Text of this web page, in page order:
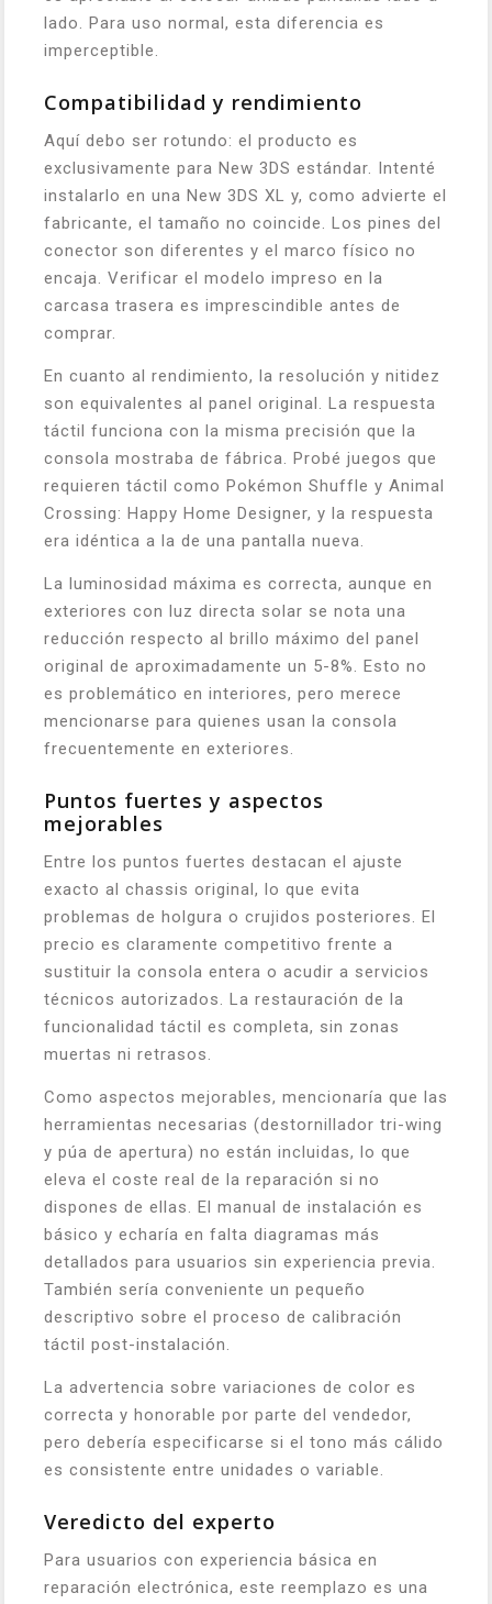
lado. Para uso normal, esta diferencia es
imperceptible.
Compatibilidad y rendimiento
Aquí debo ser rotundo: el producto es
exclusivamente para New 3DS estándar. Intenté
instalarlo en una New 3DS XL y, como advierte el
fabricante, el tamaño no coincide. Los pines del
conector son diferentes y el marco físico no
encaja. Verificar el modelo impreso en la
carcasa trasera es imprescindible antes de
comprar.
En cuanto al rendimiento, la resolución y nitidez
son equivalentes al panel original. La respuesta
táctil funciona con la misma precisión que la
consola mostraba de fábrica. Probé juegos que
requieren táctil como Pokémon Shuffle y Animal
Crossing: Happy Home Designer, y la respuesta
era idéntica a la de una pantalla nueva.
La luminosidad máxima es correcta, aunque en
exteriores con luz directa solar se nota una
reducción respecto al brillo máximo del panel
original de aproximadamente un 5-8%. Esto no
es problemático en interiores, pero merece
mencionarse para quienes usan la consola
frecuentemente en exteriores.
Puntos fuertes y aspectos
mejorables
Entre los puntos fuertes destacan el ajuste
exacto al chassis original, lo que evita
problemas de holgura o crujidos posteriores. El
precio es claramente competitivo frente a
sustituir la consola entera o acudir a servicios
técnicos autorizados. La restauración de la
funcionalidad táctil es completa, sin zonas
muertas ni retrasos.
Como aspectos mejorables, mencionaría que las
herramientas necesarias (destornillador tri-wing
y púa de apertura) no están incluidas, lo que
eleva el coste real de la reparación si no
dispones de ellas. El manual de instalación es
básico y echaría en falta diagramas más
detallados para usuarios sin experiencia previa.
También sería conveniente un pequeño
descriptivo sobre el proceso de calibración
táctil post-instalación.
La advertencia sobre variaciones de color es
correcta y honorable por parte del vendedor,
pero debería especificarse si el tono más cálido
es consistente entre unidades o variable.
Veredicto del experto
Para usuarios con experiencia básica en
reparación electrónica, este reemplazo es una